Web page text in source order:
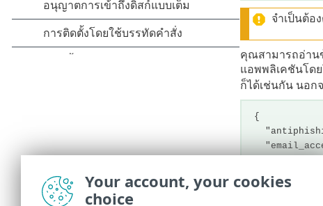
จำเป็นต้อ
คุณสามารถอ่าน
แอพพลิเคชันโด
ก็ได้เช่นกัน นอก
{
"vapm":1,
Your account, your cookies
choice